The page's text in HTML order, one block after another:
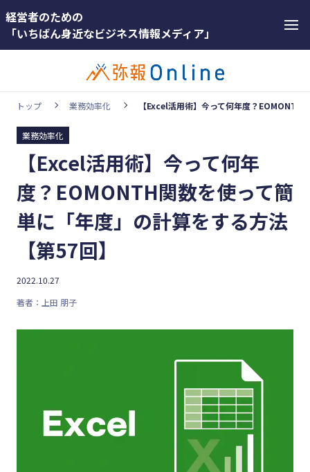
経営者のための
「いちばん身近なビジネス情報メディア」
カテゴリー
顧客獲得・売上アップ
人材（採用・育成・定着）
事業成長・経営力アップ
経営ノウハウ＆トレンド
弥生の製品・サービス
業務効率化
キーワード
#電子帳簿保存法
ホットワー
#インボ
イス
#インボ
簿保存法
#集客
トップ 業務効率化 【Excel活用術】今って何年度？
業務効率化
【Excel活用術】今って何年
度？EOMONTH関数を使って簡
単に「年度」の計算をする方法
【第57回】
2022.10.27
著者：上田 朋子